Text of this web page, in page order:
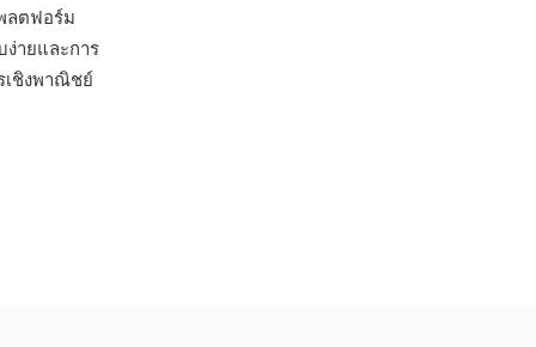
ลตฟอร์ม
ายและการ
เชิงพาณิชย์